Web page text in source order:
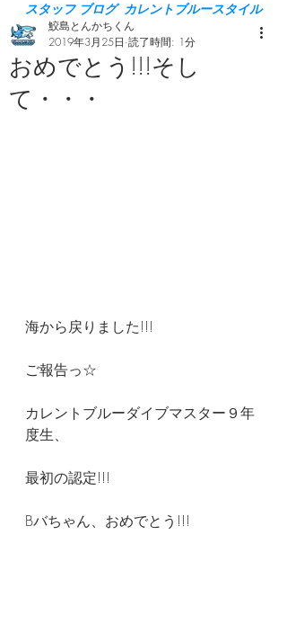
スタッフ ブログ カレントブルースタイル
おめでとう!!!そし
て・・・
鮫島とんかちくん
2019年3月25日 読了時間: 1分
海から戻りました!!!
ご報告っ☆
カレントブルーダイブマスター９年
度生、
最初の認定!!!
Bバちゃん、おめでとう!!!